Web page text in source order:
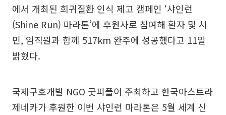
에서 개최된 희귀질환 인식 제고 캠페인 ‘샤인런
(Shine Run) 마라톤’에 후원사로 참여해 환자 및 시
민, 임직원과 함께 517km 완주에 성공했다고 11일
밝혔다.
국제구호개발 NGO 굿피플이 주최하고 한국아스트라
제네카가 후원한 이번 샤인런 마라톤은 5월 세계 신